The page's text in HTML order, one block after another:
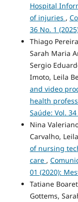
Hospital
of injuries ,
36 No. 1
Thiago
Sarah Maria
Sergio
Imoto, Leila
and video
health
Saúde: Vol.
Nina
Carvalho,
of nursing
care ,
01 (2020):
Tatiane
Gottems,